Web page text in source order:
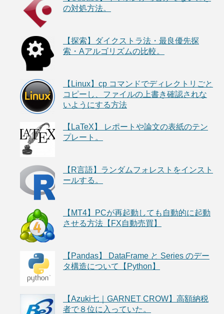
の対処方法。
【探索】ダイクストラ法・最良優先探
索・Aアルゴリズムの比較。
【Linux】cp コマンドでディレクトリごと
コピーし、ファイルの上書き確認されな
いようにする方法
【LaTeX】 レポートや論文の表紙のテン
プレート。
【R言語】ランダムフォレストをインスト
ールする。
【MT4】PCが再起動しても自動的に起動
させる方法【FX自動売買】
【Pandas】 DataFrame と Series のデー
タ構造について【Python】
【Azuki七｜GARNET CROW】高額納税
者で８位に入っていた。